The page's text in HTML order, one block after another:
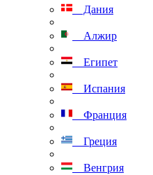
Дания
Алжир
Египет
Испания
Франция
Греция
Венгрия